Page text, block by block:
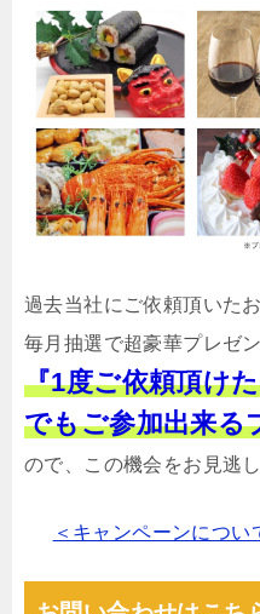
過去当社にご依頼頂いた
毎月抽選で超豪華プレゼ
『1度ご依頼頂け
でもご参加出来る
ので、この機会をお見逃し
＜キャンペーンについ